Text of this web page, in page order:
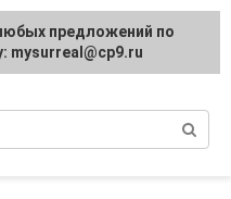
предложений по
mysurreal@cp9.ru